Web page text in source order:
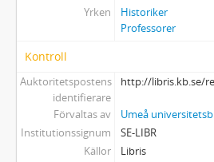
Yrken
Historiker
Professorer
Kontroll
Auktoritetspostens
identifierare
http://libris.kb.se/
Förvaltas av
Umeå
Institutionssignum
SE-LIBR
Källor
Libris